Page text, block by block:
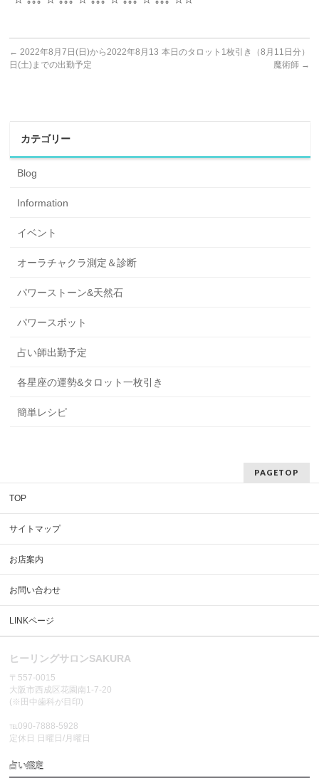
← 2022年8月7日(日)から2022年8月13
日(土)までの出勤予定
本日のタロット1枚引き（8月11日分）
魔術師 →
カテゴリー
Blog
Information
イベント
オーラチャクラ測定＆診断
パワーストーン&天然石
パワースポット
占い師出勤予定
各星座の運勢&タロット一枚引き
簡単レシピ
PAGETOP
TOP
サイトマップ
お店案内
お問い合わせ
LINKページ
ヒーリングサロンSAKURA
〒557-0015
大阪市西成区花園南1-7-20
(※田中歯科が目印)
℡090-7888-5928
定休日 日曜日/月曜日
占い鑑定